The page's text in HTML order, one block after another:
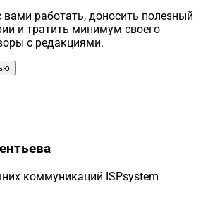
работать, доносить полезный
и тратить минимум своего
с редакциями.
коммуникаций ISPsystem